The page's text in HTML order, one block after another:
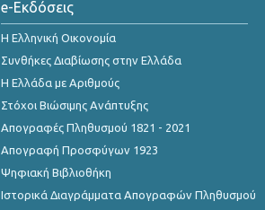
e-Εκδόσεις
Η Ελληνική Οικονομία
Συνθήκες Διαβίωσης στην Ελλάδα
Η Ελλάδα με Αριθμούς
Στόχοι Βιώσιμης Ανάπτυξης
Απογραφές Πληθυσμού 1821 - 2021
Απογραφή Προσφύγων 1923
Ψηφιακή Βιβλιοθήκη
Ιστορικά Διαγράμματα Απογραφών Πληθυσμού